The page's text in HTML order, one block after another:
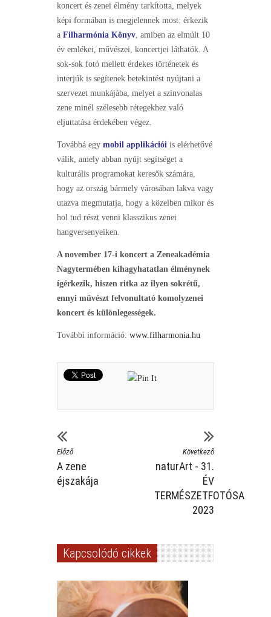
koncert és zenei élmény tarkította, melyek
képi formában is megjelennek most: érkezik
a Filharmónia Könyv , amiben az elmúlt 10
év emlékei, művészei, koncertjei láthatók. A
sok-sok fotó mellett érdekes történetek és
interjúk is segítenek betekintést nyújtani a
szervezet munkájába, melyet a színvonalas
zene minél szélesebb rétegekhez való
eljuttatása érdekében végez.
Továbbá egy mobil applikációi is elérhetővé
válik, amely abban nyújt segítséget a
kulturális programokat keresők számára,
hogy az ország bármely városában lakva vagy
utazva megmutatja, hogy a közelben mikor és
hol tud részt venni klasszikus zenei
hangversenyeiken.
A november 17-i koncert a Zeneakadémia
Nagytermében kihagyhatatlan élménynek
ígérkezik, hiszen ritka az ilyen sokrétű,
ennyi művészt felvonultató komolyzenei
koncert és különlegességek.
További információ: www.filharmonia.hu
Előző
A zene
éjszakája
Következő
naturArt - 31.
ÉV
TERMÉSZETFOTÓSA
2023
Kapcsolódó cikkek